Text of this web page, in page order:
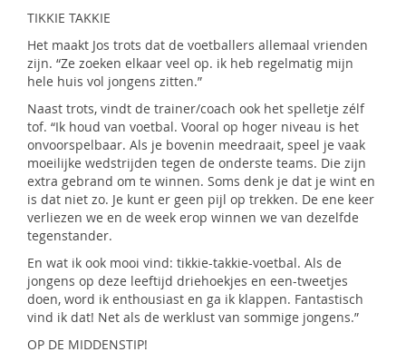
TIKKIE TAKKIE
Het maakt Jos trots dat de voetballers allemaal vrienden
zijn. “Ze zoeken elkaar veel op. ik heb regelmatig mijn
hele huis vol jongens zitten.”
Naast trots, vindt de trainer/coach ook het spelletje zélf
tof. “Ik houd van voetbal. Vooral op hoger niveau is het
onvoorspelbaar. Als je bovenin meedraait, speel je vaak
moeilijke wedstrijden tegen de onderste teams. Die zijn
extra gebrand om te winnen. Soms denk je dat je wint en
is dat niet zo. Je kunt er geen pijl op trekken. De ene keer
verliezen we en de week erop winnen we van dezelfde
tegenstander.
En wat ik ook mooi vind: tikkie-takkie-voetbal. Als de
jongens op deze leeftijd driehoekjes en een-tweetjes
doen, word ik enthousiast en ga ik klappen. Fantastisch
vind ik dat! Net als de werklust van sommige jongens.”
OP DE MIDDENSTIP!